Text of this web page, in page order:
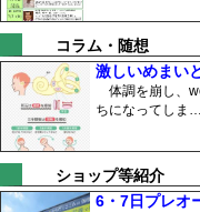
コラム・随想
激しいめまい
体調を崩し、
ちになってしま…
ショップ等紹介
6・7日プレオ